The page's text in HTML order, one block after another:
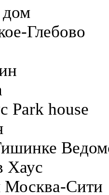
Глебово
Park house
Хаус
Сити